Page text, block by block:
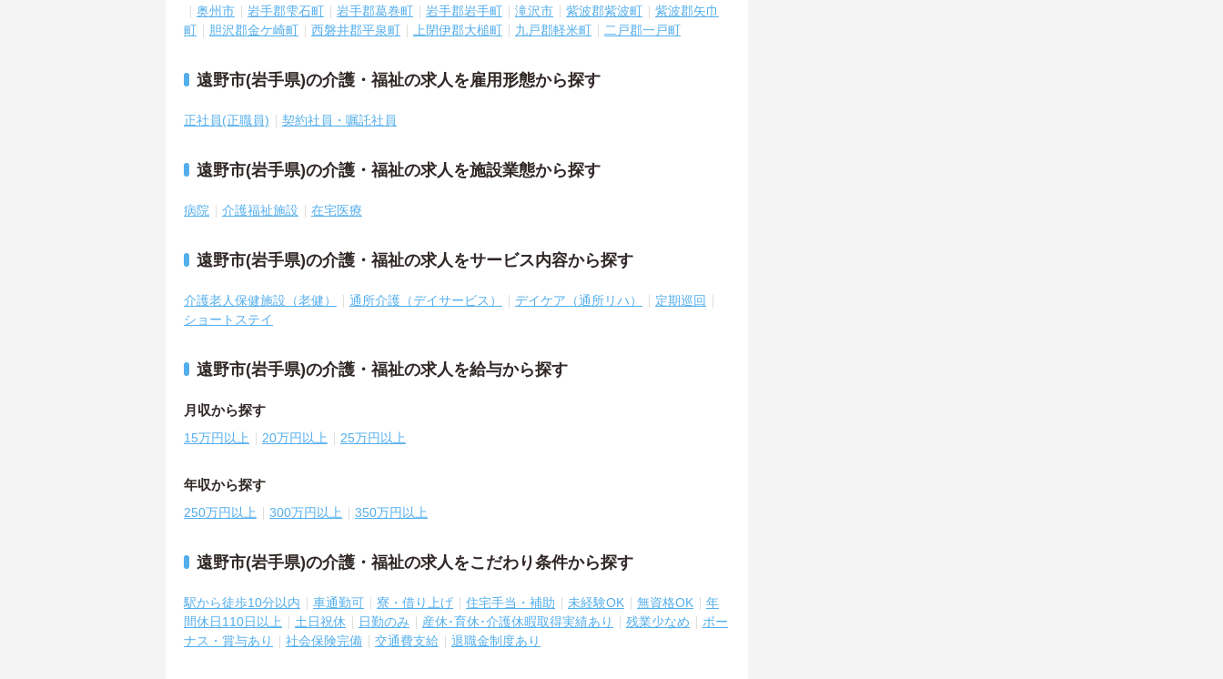
奥州市
岩手郡雫石町 岩手郡葛巻町 岩手郡岩手町 滝沢市 紫波郡紫波町
紫波郡矢巾
町
胆沢郡金ケ崎町 西磐井郡平泉町 上閉伊郡大槌町 九戸郡軽米町 二戸郡一戸町
遠野市(岩手県)の介護・福祉の求人を雇用形態から探す
正社員(正職員) 契約社員・嘱託社員
遠野市(岩手県)の介護・福祉の求人を施設業態から探す
病院 介護福祉施設 在宅医療
遠野市(岩手県)の介護・福祉の求人をサービス内容から探す
介護老人保健施設（老健） 通所介護（デイサービス） デイケア（通所リハ）
定期巡回
ショートステイ
遠野市(岩手県)の介護・福祉の求人を給与から探す
月収から探す
15万円以上 20万円以上 25万円以上
年収から探す
250万円以上 300万円以上 350万円以上
遠野市(岩手県)の介護・福祉の求人をこだわり条件から探す
駅から徒歩10分以内 車通勤可 寮・借り上げ 住宅手当・補助 未経験OK 無資格OK
年
間休日110日以上
土日祝休 日勤のみ 産休･育休･介護休暇取得実績あり 残業少なめ
ボー
ナス・賞与あり
社会保険完備 交通費支給 退職金制度あり